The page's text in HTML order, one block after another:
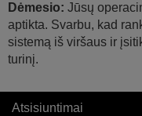
Dėmesio: Jūsų
aptikta. Svarbu, kad
sistemą iš viršaus ir
turinį.
Atsisiuntimai